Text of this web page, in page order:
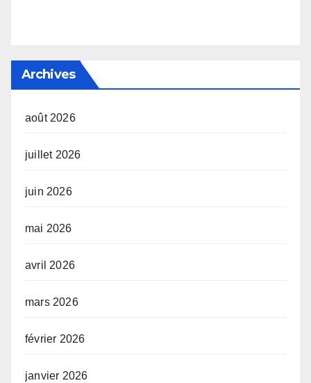
Archives
août 2026
juillet 2026
juin 2026
mai 2026
avril 2026
mars 2026
février 2026
janvier 2026